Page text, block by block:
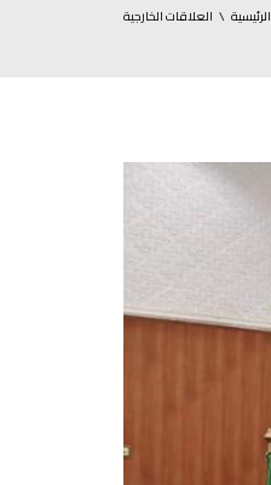
الرئيسية العلاقات الخارجية